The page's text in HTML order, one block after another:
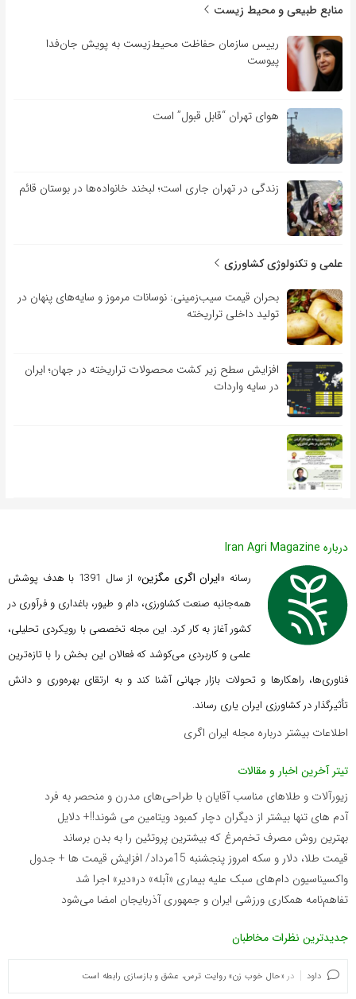
منابع طبیعی و محیط زیست
رییس سازمان حفاظت محیط‌زیست به پویش جان‌فدا
پیوست
هوای تهران “قابل قبول” است
زندگی در تهران جاری است؛ لبخند خانواده‌ها در بوستان قائم
علمی و تکنولوژی کشاورزی
بحران قیمت سیب‌زمینی: نوسانات مرموز و سایه‌های پنهان در
تولید داخلی تراریخته
افزایش سطح زیر کشت محصولات تراریخته در جهان؛ ایران
در سایه واردات
درباره Iran Agri Magazine
رسانه «ایران اگری مگزین
» از سال 1391 با هدف پوشش
همه‌جانبه صنعت کشاورزی، دام و طیور، باغداری و فرآوری در
کشور آغاز به کار کرد. این مجله تخصصی با رویکردی تحلیلی،
علمی و کاربردی می‌کوشد که فعالان این بخش را با تازه‌ترین
فناوری‌ها، راهکارها و تحولات بازار جهانی آشنا کند و به ارتقای بهره‌وری و دانش
تأثیرگذار در کشاورزی ایران یاری رساند.
اطلاعات بیشتر درباره مجله ایران اگری
تیتر آخرین اخبار و مقالات
زیورآلات و طلاهای مناسب آقایان با طراحی‌های مدرن و منحصر به فرد
آدم های تنها بیشتر از دیگران دچار کمبود ویتامین می شوند!!+ دلایل
بهترین روش مصرف تخم‌مرغ که بیشترین پروتئین را به بدن برساند
قیمت طلا، دلار و سکه امروز پنجشنبه 15مرداد/ افزایش قیمت ها + جدول
واکسیناسیون دام‌های سبک علیه بیماری «آبله» در«دیر» اجرا شد
تفاهم‌نامه همکاری ورزشی ایران و جمهوری آذربایجان امضا می‌شود
جدیدترین نظرات مخاطبان
داود در «حال خوب زن» روایت ترس، عشق و بازسازی رابطه است